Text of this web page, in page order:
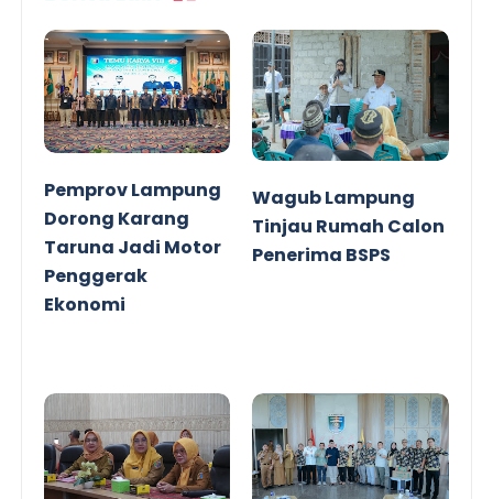
Pemprov Lampung
Dorong Karang
Taruna Jadi Motor
Penggerak
Ekonomi
Wagub Lampung
Tinjau Rumah Calon
Penerima BSPS